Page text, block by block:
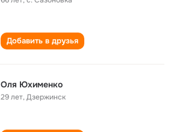
Добавить в друзья
Оля Юхименко
29 лет,Дзержинск